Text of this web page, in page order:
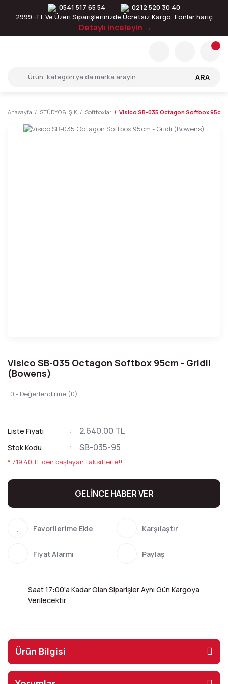
0541 517 65 54
0212 520 30 40
2999.-TL Ve Üzeri Siparişlerinizde Ücretsiz Kargo, Fonlar hariç
Detaylı inceleyin →
ARA
Anasayfa STÜDYO & IŞIK Softboxlar Visico SB-035 Octagon Softbox 95cm
Visico SB-035 Octagon Softbox 95cm - Gridli
(Bowens)
0 - Değerlendirme (0)
Liste Fiyatı 2.640,00 TL
Stok Kodu SB-035-95
* 719,40 TL den başlayan taksitlerle!!
GELİNCE HABER VER
Karşılaştır
Fiyat Alarmı Paylaş
Saat 17:00'a Kadar Olan Siparişler Aynı Gün Kargoya
Verilecektir
Ürün Bilgisi